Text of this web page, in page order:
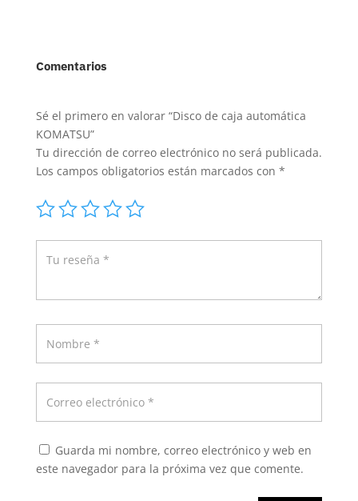
Comentarios
Sé el primero en valorar “Disco de caja automática
KOMATSU”
Tu dirección de correo electrónico no será publicada.
Los campos obligatorios están marcados con *
Guarda mi nombre, correo electrónico y web en
este navegador para la próxima vez que comente.